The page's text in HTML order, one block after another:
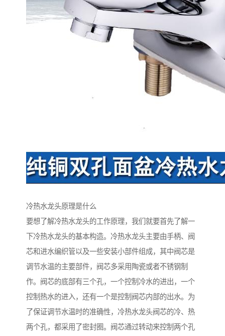
冷热水龙头原理是什么
要想了解冷热水龙头的工作原理，我们就要首先了解一
下冷热水龙头的基本构造。冷热水龙头主要由手柄、阀
芯和进水编织管以及一些安装小部件组成，其中阀芯是
调节水温的主要部件，阀芯多采用陶瓷或者不锈钢制
作。阀芯的底部有三个孔，一个控制冷水的进出，一个
控制热水的进入，还有一个是控制阀芯内部的出水。为
了保证调节水温时的准确性，冷热水龙头阀芯的冷、热
两个孔，都采用了密封圈。阀芯通过转动来控制两个孔